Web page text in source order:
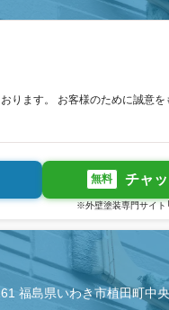
ります。 お客様のために誠意を
無料 チャ
※外壁塗装専門サイト
福島県いわき市植田町中